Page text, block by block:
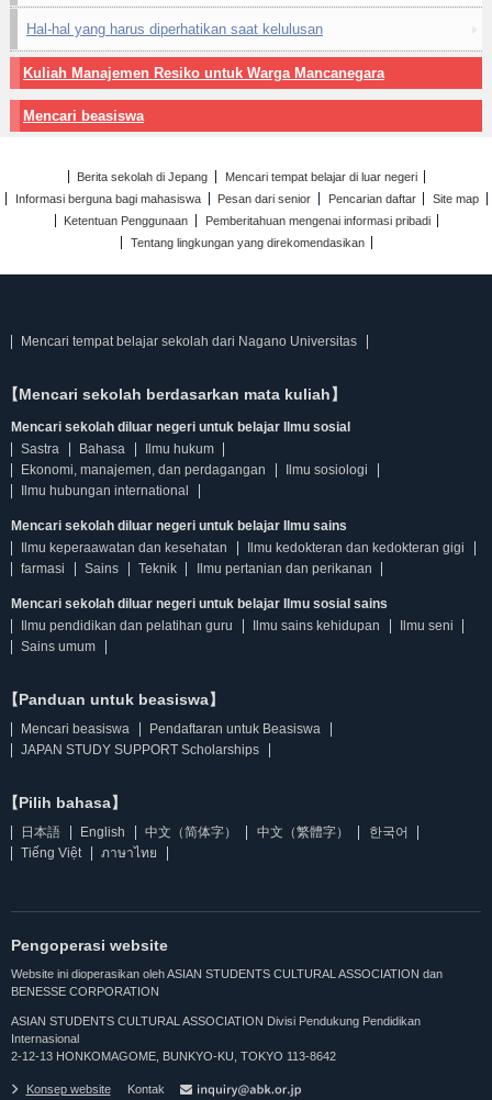
Hal-hal yang harus diperhatikan saat kelulusan
Kuliah Manajemen Resiko untuk Warga Mancanegara
Mencari beasiswa
Berita sekolah di Jepang
Mencari tempat belajar di luar negeri
Informasi berguna bagi mahasiswa
Pesan dari senior Pencarian daftar
Site map
Ketentuan Penggunaan
Pemberitahuan mengenai informasi pribadi
Tentang lingkungan yang direkomendasikan
Mencari tempat belajar sekolah dari Nagano Universitas
【Mencari sekolah berdasarkan mata kuliah】
Mencari sekolah diluar negeri untuk belajar Ilmu sosial
Sastra
Bahasa
Ilmu hukum
Ekonomi, manajemen, dan perdagangan
Ilmu sosiologi
Ilmu hubungan international
Mencari sekolah diluar negeri untuk belajar Ilmu sains
Ilmu keperaawatan dan kesehatan
Ilmu kedokteran dan kedokteran gigi
farmasi
Sains Teknik Ilmu pertanian dan perikanan
Mencari sekolah diluar negeri untuk belajar Ilmu sosial sains
Ilmu pendidikan dan pelatihan guru
Ilmu sains kehidupan
Ilmu seni
Sains umum
【Panduan untuk beasiswa】
Mencari beasiswa
Pendaftaran untuk Beasiswa
JAPAN STUDY SUPPORT Scholarships
【Pilih bahasa】
日本語 English 中文（简体字） 中文（繁體字）
한국어
Tiếng Việt
ภาษาไทย
Pengoperasi website
Website ini dioperasikan oleh ASIAN STUDENTS CULTURAL ASSOCIATION dan
BENESSE CORPORATION
ASIAN STUDENTS CULTURAL ASSOCIATION Divisi Pendukung Pendidikan
Internasional
2-12-13 HONKOMAGOME, BUNKYO-KU, TOKYO 113-8642
Konsep website Kontak